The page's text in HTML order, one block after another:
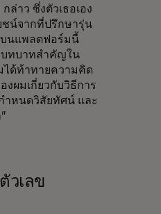
ล่าว ซึ่งตัวเธอเอง
ชน์จากที่ปรึกษารุ่น
นแพลตฟอร์มนี้
บทบาทสำคัญใน
ได้ท้าทายความคิด
งผมเกี่ยวกับวิธีการ
ำหนดวิสัยทัศน์ และ
วเลข